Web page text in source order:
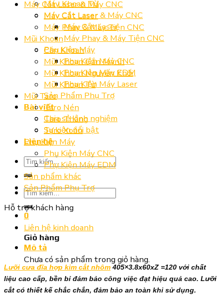
Máy Khoan Từ
Máy Cắt Laser & Máy CNC
Máy Cắt Laser
Máy Phay & Máy Tiện CNC
Phụ Kiện Máy
Phụ Kiện Máy CNC
Phụ Kiện Máy EDM
Phụ Kiện Máy Laser
Sản Phẩm Phụ Trợ
Bài viết
Chia sẻ kinh nghiệm
Sự kiện nổi bật
Liên hệ
Tìm
kiếm:
Tìm
kiếm:
0
Giỏ hàng
Chưa có sản phẩm trong giỏ hàng.
Máy Cắt Laser & Máy CNC
Máy Cắt Laser
Máy Phay & Máy Tiện CNC
Mũi Khoan
Cán Khoan
Mũi Khoan Gắn Mảnh
Mũi Khoan Nguyên Khối
Mũi Khoan Từ
Mũi Taro
Taro Nén
Taro Thẳng
Taro Xoắn
Phụ Kiện Máy
Phụ Kiện Máy CNC
Phụ Kiện Máy EDM
Sản phẩm khác
Sản Phẩm Phụ Trợ
Hỗ trợ khách hàng
Liên hệ kinh doanh
Mô tả
Lưỡi cưa đĩa hợp kim cắt nhôm 405×3.8x60xZ =120 với chất
liệu cao cấp, bền bỉ đảm bảo công việc đạt hiệu quả cao. Lưỡi
cắt có thiết kế chắc chắn, đảm bảo an toàn khi sử dụng.